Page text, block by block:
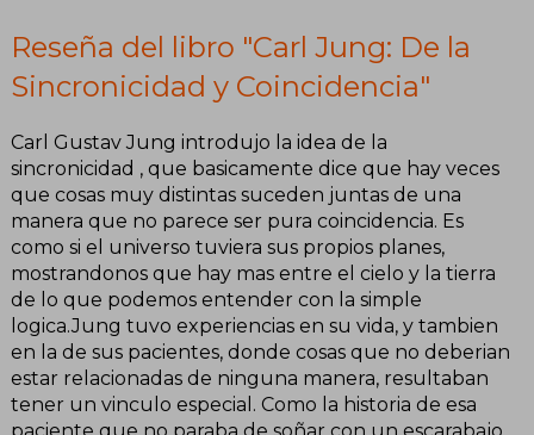
Reseña del libro "Carl Jung: De la
Sincronicidad y Coincidencia"
Carl Gustav Jung introdujo la idea de la
sincronicidad , que basicamente dice que hay veces
que cosas muy distintas suceden juntas de una
manera que no parece ser pura coincidencia. Es
como si el universo tuviera sus propios planes,
mostrandonos que hay mas entre el cielo y la tierra
de lo que podemos entender con la simple
logica.Jung tuvo experiencias en su vida, y tambien
en la de sus pacientes, donde cosas que no deberian
estar relacionadas de ninguna manera, resultaban
tener un vinculo especial. Como la historia de esa